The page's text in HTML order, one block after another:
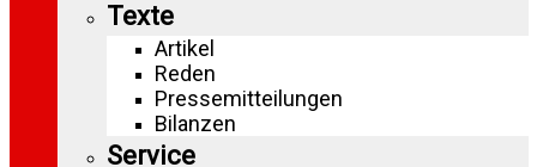
Texte
Artikel
Reden
Pressemitteilungen
Bilanzen
Service